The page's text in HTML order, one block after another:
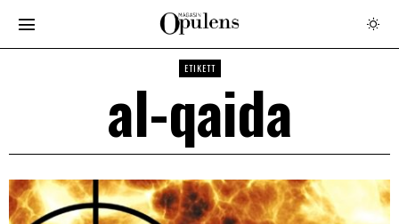
ETIKETT
al-qaida